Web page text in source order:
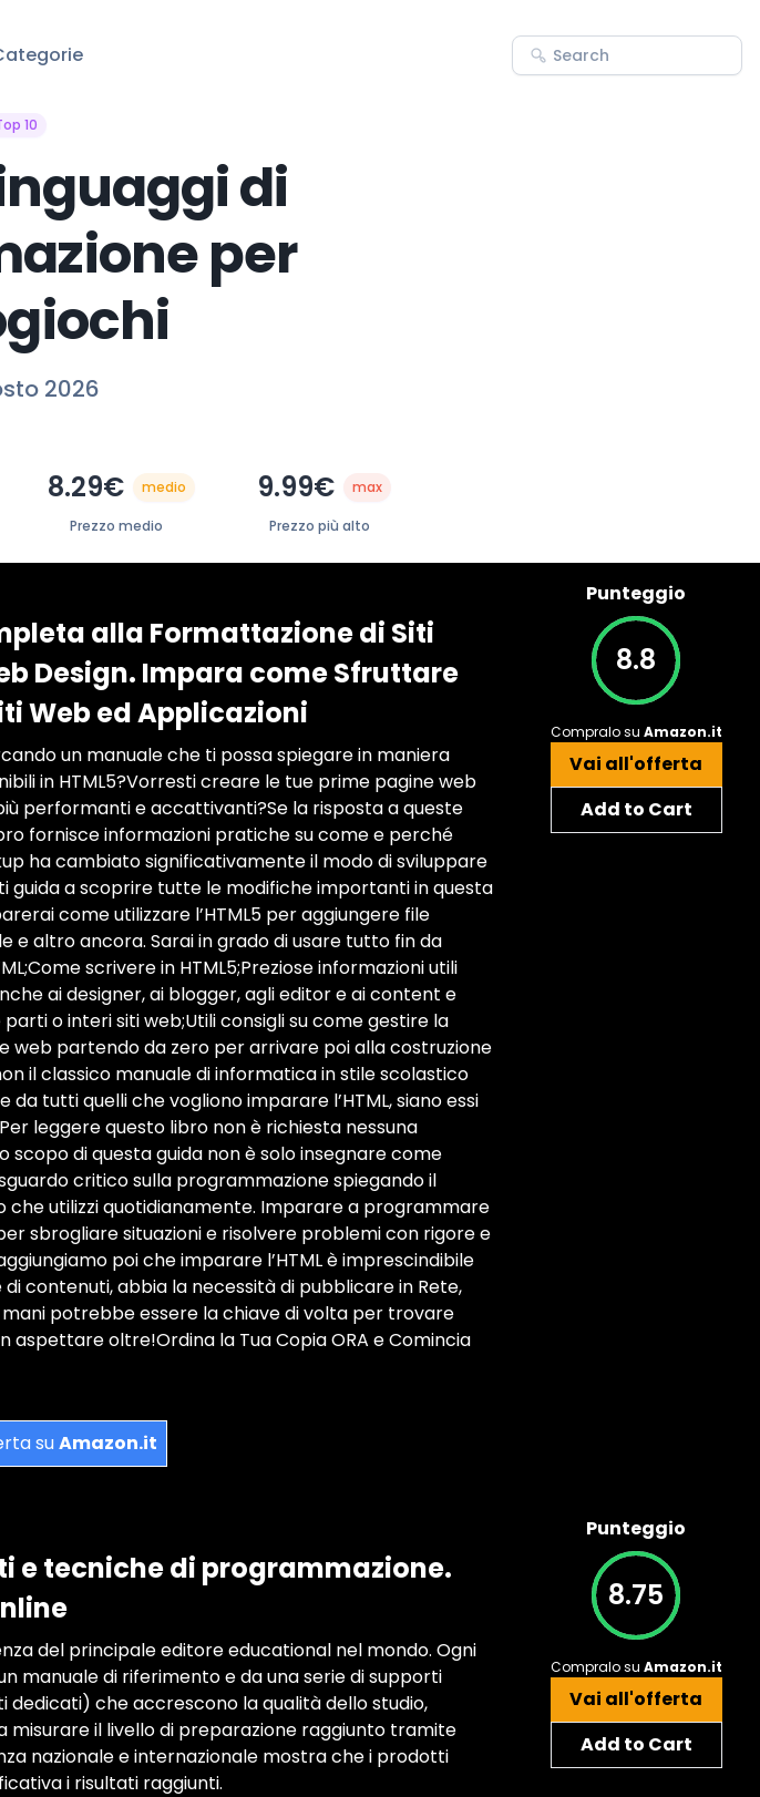
10
di
per
2026
8.29€ medio
Prezzo medio
9.99€ max
Prezzo più alto
alla Formattazione di Siti
Design. Impara come Sfruttare
Web ed Applicazioni
un manuale che ti possa spiegare in maniera
in HTML5?Vorresti creare le tue prime pagine web
performanti e accattivanti?Se la risposta a queste
fornisce informazioni pratiche su come e perché
ha cambiato significativamente il modo di sviluppare
guida a scoprire tutte le modifiche importanti in questa
come utilizzare l’HTML5 per aggiungere file
e altro ancora. Sarai in grado di usare tutto fin da
scrivere in HTML5;Preziose informazioni utili
ai designer, ai blogger, agli editor e ai content e
o interi siti web;Utili consigli su come gestire la
web partendo da zero per arrivare poi alla costruzione
il classico manuale di informatica in stile scolastico
tutti quelli che vogliono imparare l’HTML, siano essi
leggere questo libro non è richiesta nessuna
di questa guida non è solo insegnare come
critico sulla programmazione spiegando il
che utilizzi quotidianamente. Imparare a programmare
sbrogliare situazioni e risolvere problemi con rigore e
poi che imparare l’HTML è imprescindibile
contenuti, abbia la necessità di pubblicare in Rete,
potrebbe essere la chiave di volta per trovare
oltre!Ordina la Tua Copia ORA e Comincia
suAmazon.it
Punteggio
8.8
Compralo su Amazon.it
Vai all'offerta
Add to Cart
e tecniche di programmazione.
del principale editore educational nel mondo. Ogni
manuale di riferimento e da una serie di supporti
che accrescono la qualità dello studio,
misurare il livello di preparazione raggiunto tramite
nazionale e internazionale mostra che i prodotti
i risultati raggiunti.
Punteggio
8.75
Compralo su Amazon.it
Vai all'offerta
Add to Cart